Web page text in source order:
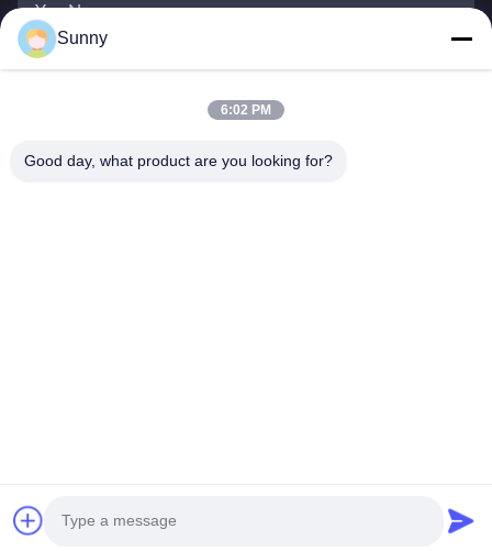
You Name
ফোন নম্বর
*
Sunny
6:02 PM
Good day, what product are you looking for?